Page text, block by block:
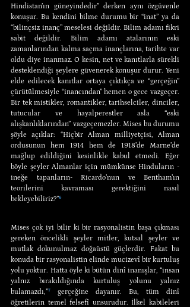
Hindistan’ın güneyindedir” derken aynı özgüvenle
konuşur. Bu kendini bilme durumu bir “inat” ya da
“bilinçsiz inanç” meselesi değildir. Bilim adamı fikri
sabit değildir. Bilim adamı atalarının eski
zamanlarından kalma saçma inançlarına, tarihte var
oldu diye inanmaz. O kesin, net ve kanıtlarla sürekli
desteklendiği şeylere güvenerek konuşur durur. Yeni
elde edilecek kanıtlar ortaya çıktıkça ve “gerçeğin”
çürütülmesiyle “inancından” hemen o gece vazgeçer.
Bir tek mistikler, romantikler, tarihselciler, dinciler,
tutucular ve hayalperestler asla “eski
alışkanlıklarından” vazgeçemezler. Mises bu durumu
şöyle açıklar: “Hiçbir Alman milliyetçisi, Alman
ordusunun hem 1914 hem de 1918’de Marne’de
mağlup edildiğini kesinlikle kabul etmedi. Eğer
böyle şeyler Almanlar için mümkünse Hinduların -
ineğe tapanların- Ricardo’nun ve Bentham’ın
teorilerini kavraması gerektiğini nasıl
bekleyebiliriz?”⁶
Mises çok iyi bilir ki bir rasyonalistin başa çıkması
gereken öncelikli şeyler mitler, kutsal şeyler ve
mutlak dokunulmaz doğaüstü güçlerdir. Fakat bu
konuda bir rasyonalistin elinde mucizevî bir kurtuluş
yolu yoktur. Hatta öyle ki bütün dinî inanışlar, “insan
yalnız bırakıldığında kurtuluş yolunu yalnız
bulamazdı,”⁷ gerçeğine dayanır. Bu, tüm dinî
öğretilerin temel felsefî unsurudur. İlkel kabileleri